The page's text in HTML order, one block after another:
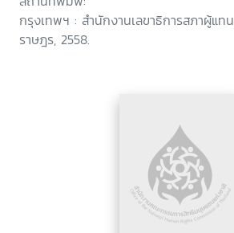
กรุงเทพฯ : สำนักงานเลขาธิการสภาผู้แทน
ราษฎร, 2558.